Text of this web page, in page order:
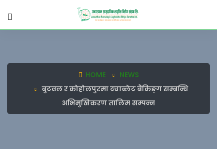
HOME
NEWS
बुटवल र कोहोलपुरमा ट्याब्लेट बैंकिङ्ग सम्बन्धि
अभिमुखिकरण तालिम सम्पन्न